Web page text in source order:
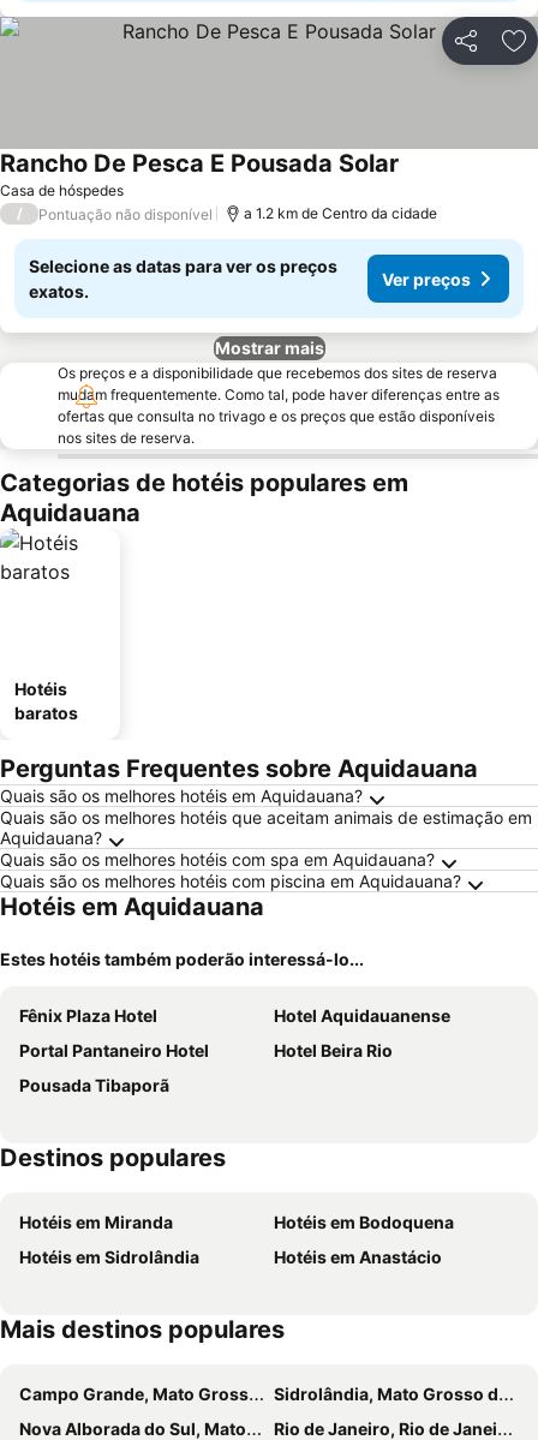
Partilhar
Casa de hóspedes
Rancho De Pesca E Pousada Solar
/ Pontuação não disponível a 1.2 km de Centro da cidade
Selecione as datas para ver os preços
exatos.
Ver preços
Mostrar mais
Os preços e a disponibilidade que recebemos dos sites de reserva
mudam frequentemente. Como tal, pode haver diferenças entre as
ofertas que consulta no trivago e os preços que estão disponíveis
nos sites de reserva.
Categorias de hotéis populares em
Aquidauana
Hotéis
baratos
Perguntas Frequentes sobre Aquidauana
Quais são os melhores hotéis em Aquidauana?
Quais são os melhores hotéis que aceitam animais de estimação em
Aquidauana?
Quais são os melhores hotéis com spa em Aquidauana?
Quais são os melhores hotéis com piscina em Aquidauana?
Hotéis em Aquidauana
Estes hotéis também poderão interessá-lo...
Fênix Plaza Hotel
Hotel Aquidauanense
Portal Pantaneiro Hotel
Hotel Beira Rio
Pousada Tibaporã
Destinos populares
Hotéis em Miranda
Hotéis em Bodoquena
Hotéis em Sidrolândia
Hotéis em Anastácio
Mais destinos populares
Campo Grande, Mato Grosso do Sul Hotéis
Sidrolândia, Mato Grosso do Sul Hotéis
Nova Alborada do Sul, Mato Grosso do Sul Hotéis
Rio de Janeiro, Rio de Janeiro Hotéis